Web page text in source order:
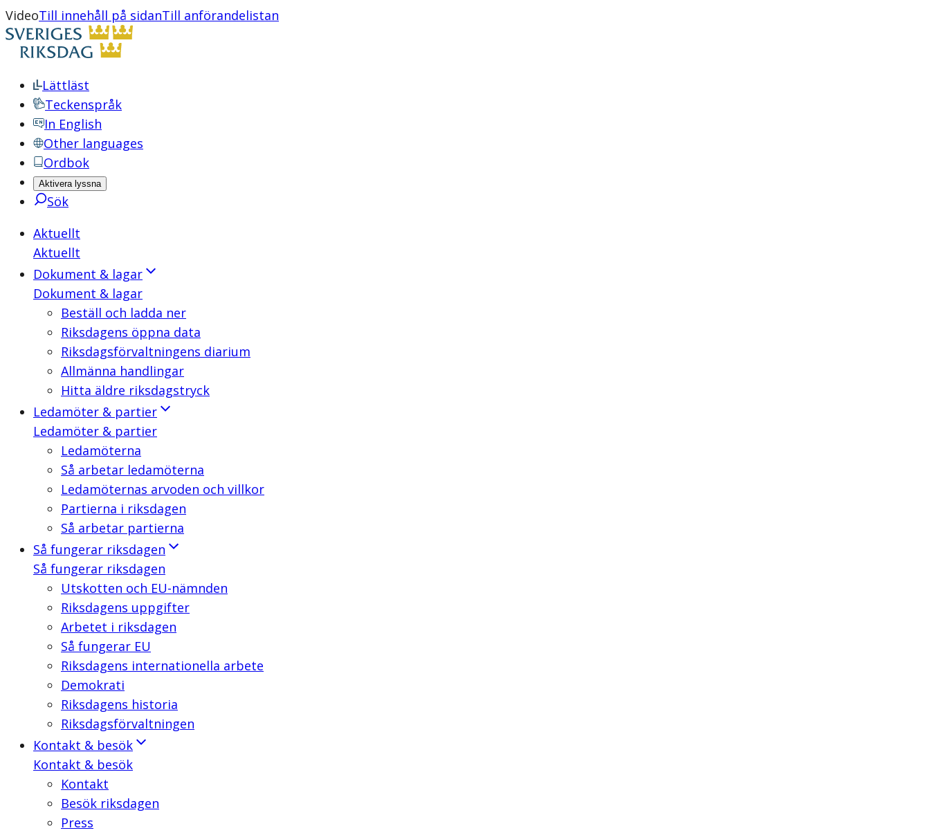
VideoTill innehåll på sidanTill anförandelistan
Lättläst
Teckenspråk
In English
Other languages
Ordbok
Aktivera lyssna
Sök
Aktuellt
Aktuellt
Dokument & lagar
Dokument & lagar
Beställ och ladda ner
Riksdagens öppna data
Riksdagsförvaltningens diarium
Allmänna handlingar
Hitta äldre riksdagstryck
Ledamöter & partier
Ledamöter & partier
Ledamöterna
Så arbetar ledamöterna
Ledamöternas arvoden och villkor
Partierna i riksdagen
Så arbetar partierna
Så fungerar riksdagen
Så fungerar riksdagen
Utskotten och EU-nämnden
Riksdagens uppgifter
Arbetet i riksdagen
Så fungerar EU
Riksdagens internationella arbete
Demokrati
Riksdagens historia
Riksdagsförvaltningen
Kontakt & besök
Kontakt & besök
Kontakt
Besök riksdagen
Press